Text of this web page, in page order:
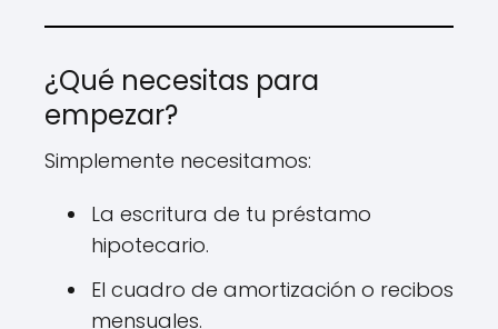
¿Qué necesitas para
empezar?
Simplemente necesitamos:
La escritura de tu préstamo
hipotecario.
El cuadro de amortización o recibos
mensuales.